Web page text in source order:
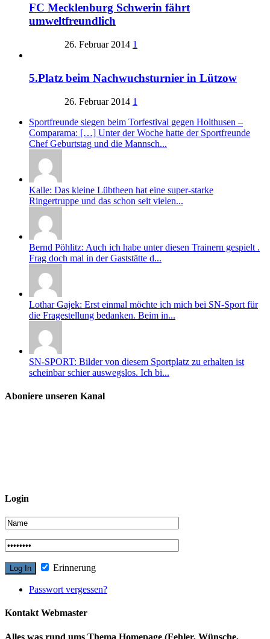
FC Mecklenburg Schwerin fährt
umweltfreundlich
26. Februar 2014 1
5.Platz beim Nachwuchsturnier in Lützow
26. Februar 2014 1
Sportfreunde siegen beim Torfestival gegen Holthusen –
Comparama: […] Unter der Woche hatte der Sportfreunde
Chef Geburtstag und die Mannsch...
Kalle: Das kleine Lübtheen hat eine super-starke
Ringertruppe und das schon seit vielen...
Bernd Pöhlitz: Auch ich habe unter diesen Trainern gespielt .
Frag doch mal in der Gaststätte d...
Lothar Gajek: Erst einmal möchte ich mich bei SN-Sport für
die Fragestellung bedanken. Beim in...
SN-SPORT: Bilder von diesem Sportplatz zu erhalten ist
scheinbar schier auswegslos. Ich bi...
Aboniere unseren Kanal
Login
Erinnerung
Passwort vergessen?
Kontakt Webmaster
Alles was rund ums Thema Homepage (Fehler, Wünsche,